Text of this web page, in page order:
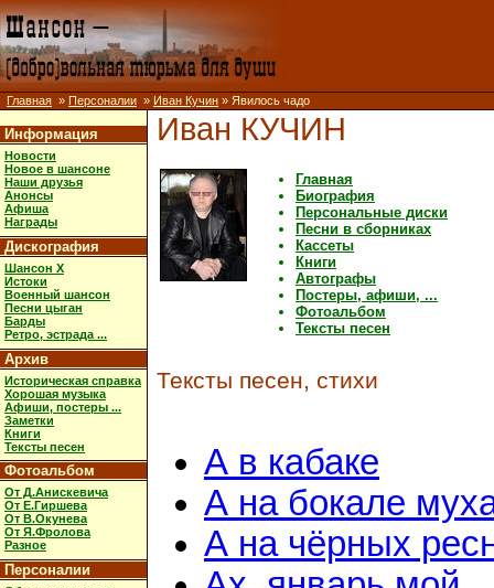
Главная » Персоналии » Иван Кучин » Явилось чадо
Информация
Новости
Новое в шансоне
Наши друзья
Анонсы
Афиша
Награды
Дискография
Шансон X
Истоки
Военный шансон
Песни цыган
Барды
Ретро, эстрада ...
Архив
Историческая справка
Хорошая музыка
Афиши, постеры ...
Заметки
Книги
Тексты песен
Фотоальбом
От Д.Анискевича
От Е.Гиршева
От В.Окунева
От Я.Фролова
Разное
Персоналии
Иван КУЧИН
Главная
Биография
Персональные диски
Песни в сборниках
Кассеты
Книги
Автографы
Постеры, афиши, ...
Фотоальбом
Тексты песен
Тексты песен, стихи
А в кабаке
А на бокале
А на чёрных